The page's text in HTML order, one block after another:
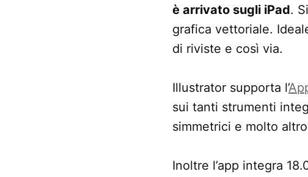
è arrivato sugli iPad.
grafica vettoriale.
di riviste e così via.
Illustrator supporta l’
sui tanti strumenti
simmetrici e molto
Inoltre l’app integra